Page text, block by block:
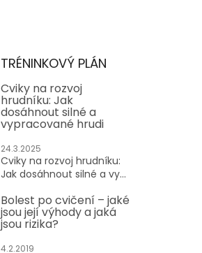
TRÉNINKOVÝ PLÁN
Cviky na rozvoj
hrudníku: Jak
dosáhnout silné a
vypracované hrudi
24.3.2025
Cviky na rozvoj hrudníku:
Jak dosáhnout silné a vy...
Bolest po cvičení – jaké
jsou její výhody a jaká
jsou rizika?
4.2.2019